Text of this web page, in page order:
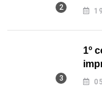
nos
1º